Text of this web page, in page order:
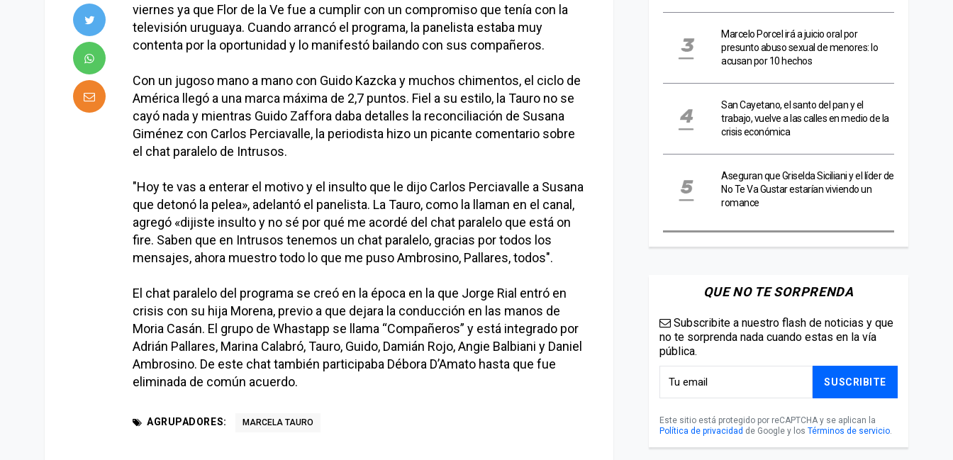
viernes ya que Flor de la Ve fue a cumplir con un compromiso que tenía con la
televisión uruguaya. Cuando arrancó el programa, la panelista estaba muy
contenta por la oportunidad y lo manifestó bailando con sus compañeros.
Con un jugoso mano a mano con Guido Kazcka y muchos chimentos, el ciclo de
América llegó a una marca máxima de 2,7 puntos. Fiel a su estilo, la Tauro no se
cayó nada y mientras Guido Zaffora daba detalles la reconciliación de Susana
Giménez con Carlos Perciavalle, la periodista hizo un picante comentario sobre
el chat paralelo de Intrusos.
"Hoy te vas a enterar el motivo y el insulto que le dijo Carlos Perciavalle a Susana
que detonó la pelea», adelantó el panelista. La Tauro, como la llaman en el canal,
agregó «dijiste insulto y no sé por qué me acordé del chat paralelo que está on
fire. Saben que en Intrusos tenemos un chat paralelo, gracias por todos los
mensajes, ahora muestro todo lo que me puso Ambrosino, Pallares, todos".
El chat paralelo del programa se creó en la época en la que Jorge Rial entró en
crisis con su hija Morena, previo a que dejara la conducción en las manos de
Moria Casán. El grupo de Whastapp se llama “Compañeros” y está integrado por
Adrián Pallares, Marina Calabró, Tauro, Guido, Damián Rojo, Angie Balbiani y Daniel
Ambrosino. De este chat también participaba Débora D’Amato hasta que fue
eliminada de común acuerdo.
AGRUPADORES: MARCELA TAURO
Marcelo Porcel irá a juicio oral por
presunto abuso sexual de menores: lo
acusan por 10 hechos
San Cayetano, el santo del pan y el
trabajo, vuelve a las calles en medio de la
crisis económica
Aseguran que Griselda Siciliani y el líder de
No Te Va Gustar estarían viviendo un
romance
QUE NO TE SORPRENDA
Subscribite a nuestro flash de noticias y que
no te sorprenda nada cuando estas en la vía
pública.
SUSCRIBITE
Este sitio está protegido por reCAPTCHA y se aplican la
Política de privacidad de Google y los Términos de servicio.